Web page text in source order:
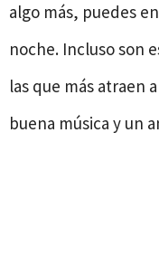
algo más, puedes
noche. Incluso son
las que más atraen
buena música y un